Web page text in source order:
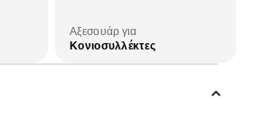
Αξεσουάρ για
Κονιοσυλλέκτες